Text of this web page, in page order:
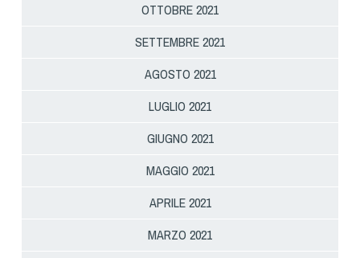
OTTOBRE 2021
SETTEMBRE 2021
AGOSTO 2021
LUGLIO 2021
GIUGNO 2021
MAGGIO 2021
APRILE 2021
MARZO 2021